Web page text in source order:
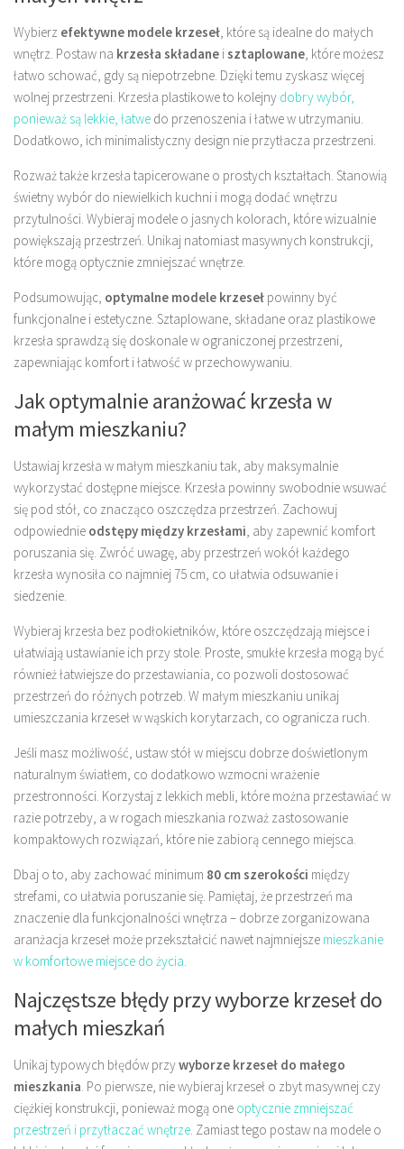
Wybierz efektywne modele krzeseł, które są idealne do małych
wnętrz. Postaw na krzesła składane isztaplowane, które możesz
łatwo schować, gdy są niepotrzebne. Dzięki temu zyskasz więcej
wolnej przestrzeni. Krzesła plastikowe to kolejny dobry wybór,
ponieważ są lekkie, łatwe do przenoszenia i łatwe w utrzymaniu.
Dodatkowo, ich minimalistyczny design nie przytłacza przestrzeni.
Rozważ także krzesła tapicerowane o prostych kształtach. Stanowią
świetny wybór do niewielkich kuchni i mogą dodać wnętrzu
przytulności. Wybieraj modele o jasnych kolorach, które wizualnie
powiększają przestrzeń. Unikaj natomiast masywnych konstrukcji,
które mogą optycznie zmniejszać wnętrze.
Podsumowując, optymalne modele krzeseł powinny być
funkcjonalne i estetyczne. Sztaplowane, składane oraz plastikowe
krzesła sprawdzą się doskonale w ograniczonej przestrzeni,
zapewniając komfort i łatwość w przechowywaniu.
Jak optymalnie aranżować krzesła w
małym mieszkaniu?
Ustawiaj krzesła w małym mieszkaniu tak, aby maksymalnie
wykorzystać dostępne miejsce. Krzesła powinny swobodnie wsuwać
się pod stół, co znacząco oszczędza przestrzeń. Zachowuj
odpowiednie odstępy między krzesłami, aby zapewnić komfort
poruszania się. Zwróć uwagę, aby przestrzeń wokół każdego
krzesła wynosiła co najmniej 75 cm, co ułatwia odsuwanie i
siedzenie.
Wybieraj krzesła bez podłokietników, które oszczędzają miejsce i
ułatwiają ustawianie ich przy stole. Proste, smukłe krzesła mogą być
również łatwiejsze do przestawiania, co pozwoli dostosować
przestrzeń do różnych potrzeb. W małym mieszkaniu unikaj
umieszczania krzeseł w wąskich korytarzach, co ogranicza ruch.
Jeśli masz możliwość, ustaw stół w miejscu dobrze doświetlonym
naturalnym światłem, co dodatkowo wzmocni wrażenie
przestronności. Korzystaj z lekkich mebli, które można przestawiać w
razie potrzeby, a w rogach mieszkania rozważ zastosowanie
kompaktowych rozwiązań, które nie zabiorą cennego miejsca.
Dbaj o to, aby zachować minimum 80 cm szerokości między
strefami, co ułatwia poruszanie się. Pamiętaj, że przestrzeń ma
znaczenie dla funkcjonalności wnętrza – dobrze zorganizowana
aranżacja krzeseł może przekształcić nawet najmniejsze mieszkanie
w komfortowe miejsce do życia.
Najczęstsze błędy przy wyborze krzeseł do
małych mieszkań
Unikaj typowych błędów przywyborze krzeseł do małego
mieszkania. Po pierwsze, nie wybieraj krzeseł o zbyt masywnej czy
ciężkiej konstrukcji, ponieważ mogą one optycznie zmniejszać
przestrzeń i przytłaczać wnętrze. Zamiast tego postaw na modele o